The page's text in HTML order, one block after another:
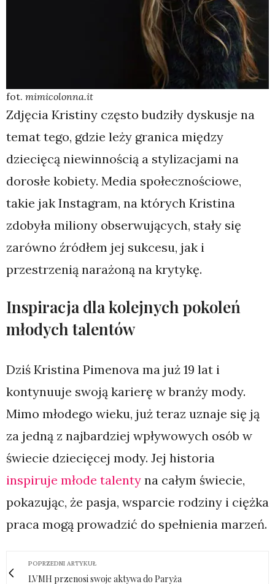
fot. mimicolonna.it
Zdjęcia Kristiny często budziły dyskusje na
temat tego, gdzie leży granica między
dziecięcą niewinnością a stylizacjami na
dorosłe kobiety. Media społecznościowe,
takie jak Instagram, na których Kristina
zdobyła miliony obserwujących, stały się
zarówno źródłem jej sukcesu, jak i
przestrzenią narażoną na krytykę.
Inspiracja dla kolejnych pokoleń
młodych talentów
Dziś Kristina Pimenova ma już 19 lat i
kontynuuje swoją karierę w branży mody.
Mimo młodego wieku, już teraz uznaje się ją
za jedną z najbardziej wpływowych osób w
świecie dziecięcej mody. Jej historia
inspiruje młode talenty na całym świecie,
pokazując, że pasja, wsparcie rodziny i ciężka
praca mogą prowadzić do spełnienia marzeń.
POPRZEDNI ARTYKUŁ
LVMH przenosi swoje aktywa do Paryża